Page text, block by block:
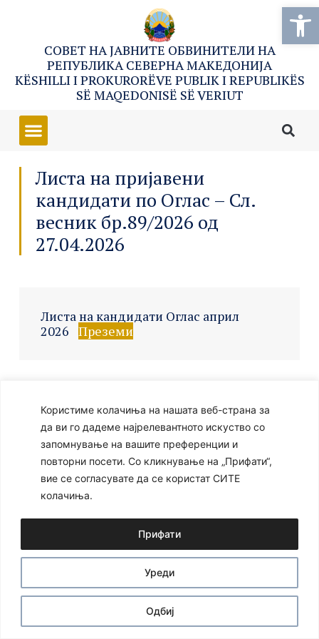
Користиме колачиња на нашата веб-страна за
да ви го дадеме најрелевантното искуство со
запомнување на вашите преференции и
повторни посети. Со кликнување на „Прифати“,
вие се согласувате да се користат СИТЕ
колачиња.
Уреди
Одбиј
Прифати
СОВЕТ НА ЈАВНИТЕ ОБВИНИТЕЛИ НА
РЕПУБЛИКА СЕВЕРНА МАКЕДОНИЈА
KËSHILLI I PROKURORËVE PUBLIK I REPUBLIKËS
SË MAQEDONISË SË VERIUT
Листа на пријавени
кандидати по Оглас – Сл.
весник бр.89/2026 од
27.04.2026
Листа на кандидати Оглас април
2026 Преземи
Ⓒ 2024 – Сите права се задржани Developed by: